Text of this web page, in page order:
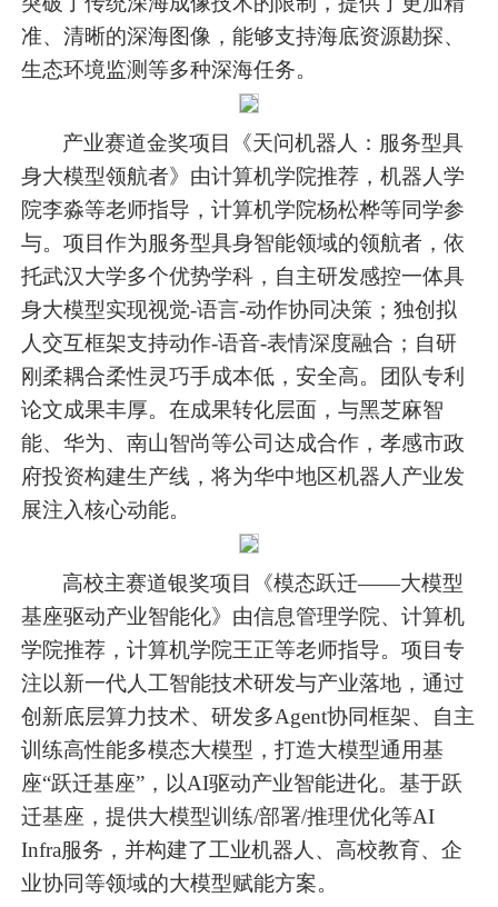
准、清晰的深海图像，能够支持海底资源勘探、
生态环境监测等多种深海任务。
产业赛道金奖项目《天问机器人：服务型具
身大模型领航者》由计算机学院推荐，机器人学
院李淼等老师指导，计算机学院杨松桦等同学参
与。项目作为服务型具身智能领域的领航者，依
托武汉大学多个优势学科，自主研发感控一体具
身大模型实现视觉-语言-动作协同决策；独创拟
人交互框架支持动作-语音-表情深度融合；自研
刚柔耦合柔性灵巧手成本低，安全高。团队专利
论文成果丰厚。在成果转化层面，与黑芝麻智
能、华为、南山智尚等公司达成合作，孝感市政
府投资构建生产线，将为华中地区机器人产业发
展注入核心动能。
高校主赛道银奖项目《模态跃迁——大模型
基座驱动产业智能化》由信息管理学院、计算机
学院推荐，计算机学院王正等老师指导。项目专
注以新一代人工智能技术研发与产业落地，通过
创新底层算力技术、研发多Agent协同框架、自主
训练高性能多模态大模型，打造大模型通用基
座“跃迁基座”，以AI驱动产业智能进化。基于跃
迁基座，提供大模型训练/部署/推理优化等AI
Infra服务，并构建了工业机器人、高校教育、企
业协同等领域的大模型赋能方案。